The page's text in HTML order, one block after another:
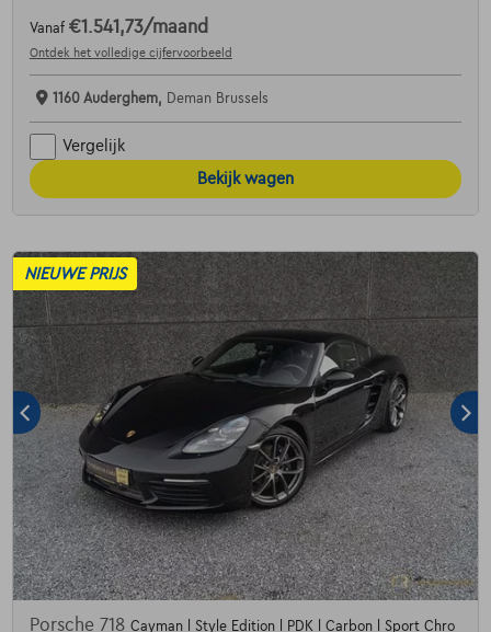
Vanaf €1.541,73/maand
Ontdek het volledige cijfervoorbeeld
1160 Auderghem, Deman Brussels
Vergelijk
Bekijk wagen
NIEUWE PRIJS
Porsche 718 Cayman l Style Edition l PDK l Carbon l Sport Chro